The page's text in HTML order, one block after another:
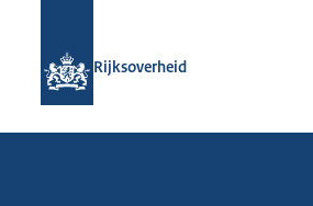
Rijksoverheid